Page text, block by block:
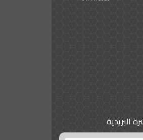
البريدية